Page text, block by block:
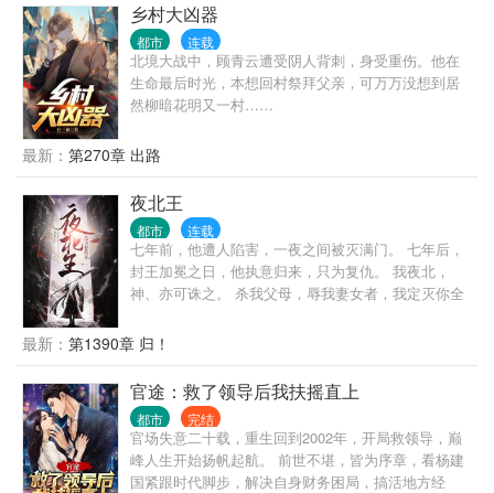
乡村大凶器
都市 连载
北境大战中，顾青云遭受阴人背刺，身受重伤。他在
生命最后时光，本想回村祭拜父亲，可万万没想到居
然柳暗花明又一村……
最新： 第270章 出路
夜北王
都市 连载
七年前，他遭人陷害，一夜之间被灭满门。 七年后，
封王加冕之日，他执意归来，只为复仇。 我夜北，
神、亦可诛之。 杀我父母，辱我妻女者，我定灭你全
最新： 第1390章 归！
官途：救了领导后我扶摇直上
都市 完结
官场失意二十载，重生回到2002年，开局救领导，巅
峰人生开始扬帆起航。 前世不堪，皆为序章，看杨建
国紧跟时代脚步，解决自身财务困局，搞活地方经